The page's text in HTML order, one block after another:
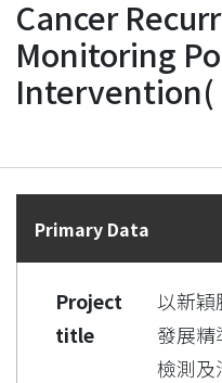
Cancer
Monitoring
Intervention(
Primary Data
Project
title
以新穎
發展精
檢測及